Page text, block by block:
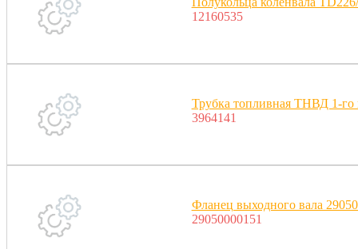
12160535
Трубка топливная ТНВД 1-
3964141
Фланец выходного вала
29050000151